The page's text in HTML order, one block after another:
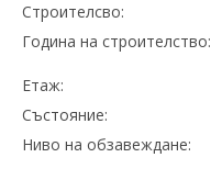
Строителсво:
Година на строителство:
Етаж:
Състояние:
Ниво на обзавеждане: